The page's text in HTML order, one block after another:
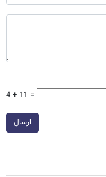
4 + 11 =
ارسال